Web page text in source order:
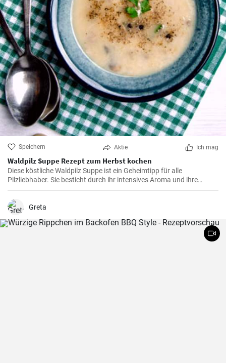
Speichern Aktie Ich mag
Waldpilz Suppe Rezept zum Herbst kochen
Diese köstliche Waldpilz Suppe ist ein Geheimtipp für alle
Pilzliebhaber. Sie besticht durch ihr intensives Aroma und ihre
cremige Textur. Ein wahrer Genuss für kalte Tage.
Greta